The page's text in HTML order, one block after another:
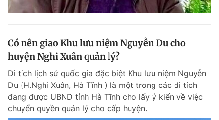
Có nên giao Khu lưu niệm Nguyễn Du cho
huyện Nghi Xuân quản lý?
Di tích lịch sử quốc gia đặc biệt Khu lưu niệm Nguyễn
Du (H.Nghi Xuân, Hà Tĩnh ) là một trong các di tích
đang được UBND tỉnh Hà Tĩnh cho lấy ý kiến về việc
chuyển quyền quản lý cho cấp huyện.